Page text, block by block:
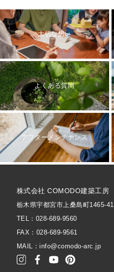
大切な想い
よくある質問
アフターメンテナンス
株式会社 COMODO建築工房
栃木県宇都宮市上桑島町1465-41
TEL：028-689-9560
FAX：028-689-9561
MAIL：info@comodo-arc.jp